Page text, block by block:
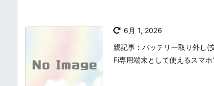
6月 1, 2026
親記事：バッテリー取り外し(
Fi専用端末として使えるスマ